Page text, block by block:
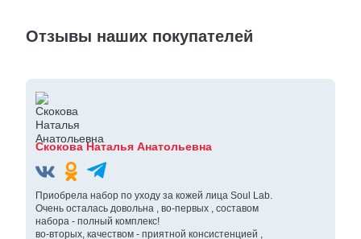
Отзывы наших покупателей
Скокова Наталья Анатольевна
Приобрела набор по уходу за кожей лица Soul Lab.
Очень осталась довольна , во-первых , составом
набора - полный комплекс!
во-вторых, качеством - приятной консистенцией ,